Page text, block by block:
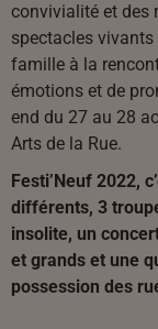
convivialité et des
spectacles vivants
famille à la
émotions et de
end du 27 au 28
Arts de la Rue.
Festi’Neuf 2022,
différents, 3
insolite, un
et grands et une
possession des